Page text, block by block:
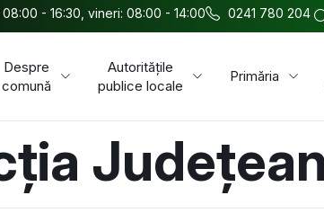
- 16:30, vineri: 08:00 - 14:00 0241 780 204
Despre
comună
Autoritățile
publice locale
Primăria